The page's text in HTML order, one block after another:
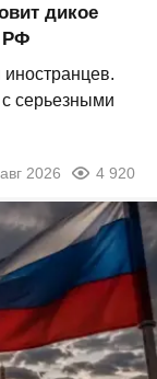
дикое
РФ
иностранцев.
серьезными
2026 4 920